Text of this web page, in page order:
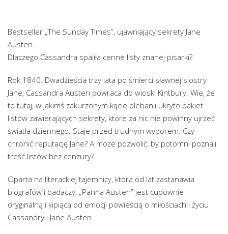
Bestseller „The Sunday Times”, ujawniający sekrety Jane
Austen.
Dlaczego Cassandra spaliła cenne listy znanej pisarki?
Rok 1840. Dwadzieścia trzy lata po śmierci sławnej siostry
Jane, Cassandra Austen powraca do wioski Kintbury. Wie, że
to tutaj, w jakimś zakurzonym kącie plebanii ukryto pakiet
listów zawierających sekrety, które za nic nie powinny ujrzeć
światła dziennego. Staje przed trudnym wyborem: Czy
chronić reputację Jane? A może pozwolić, by potomni poznali
treść listów bez cenzury?
Oparta na literackiej tajemnicy, która od lat zastanawia
biografów i badaczy, „Panna Austen” jest cudownie
oryginalną i kipiącą od emocji powieścią o miłościach i życiu
Cassandry i Jane Austen.